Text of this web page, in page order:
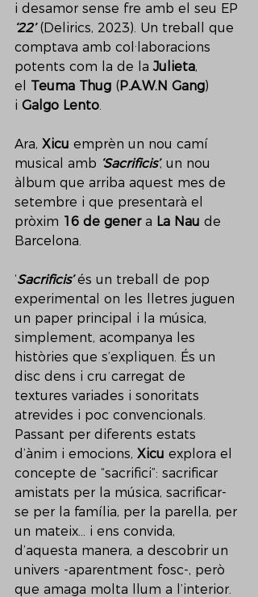
i desamor sense fre amb el seu EP
‘22’ (Delirics, 2023). Un treball que
comptava amb col·laboracions
potents com la de la Julieta,
el Teuma Thug (P.A.W.N Gang)
i Galgo Lento.
Ara, Xicu emprèn un nou camí
musical amb ‘Sacrificis’, un nou
àlbum que arriba aquest mes de
setembre i que presentarà el
pròxim 16 de gener a La Nau de
Barcelona.
‘Sacrificis’ és un treball de pop
experimental on les lletres juguen
un paper principal i la música,
simplement, acompanya les
històries que s’expliquen. És un
disc dens i cru carregat de
textures variades i sonoritats
atrevides i poc convencionals.
Passant per diferents estats
d’ànim i emocions, Xicu explora el
concepte de “sacrifici”: sacrificar
amistats per la música, sacrificar-
se per la família, per la parella, per
un mateix... i ens convida,
d’aquesta manera, a descobrir un
univers -aparentment fosc-, però
que amaga molta llum a l’interior.